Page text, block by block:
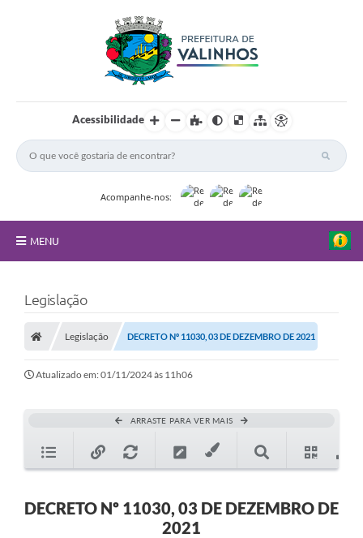
Acessibilidade
Acompanhe-nos:
MENU
Principal
Nossa Cidade
Secretarias
Transparência
Programa Famílias Fortes
Legislação
Legislação DECRETO Nº 11030, 03 DE DEZEMBRO DE 2021
Atualizado em: 01/11/2024 às 11h06
ARRASTE PARA VER MAIS
DECRETO Nº 11030, 03 DE DEZEMBRO DE
2021